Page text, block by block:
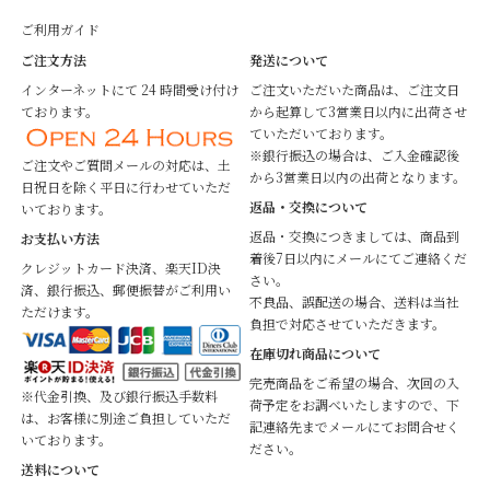
ご利用ガイド
ご注文方法
インターネットにて 24 時間受け付け
ております。
ご注文やご質問メールの対応は、土
日祝日を除く平日に行わせていただ
いております。
お支払い方法
クレジットカード決済、楽天ID決
済、銀行振込、郵便振替がご利用い
ただけます。
※代金引換、及び銀行振込手数料
は、お客様に別途ご負担していただ
いております。
送料について
発送について
ご注文いただいた商品は、ご注文日
から起算して3営業日以内に出荷させ
ていただいております。
※銀行振込の場合は、ご入金確認後
から3営業日以内の出荷となります。
返品・交換について
返品・交換につきましては、商品到
着後7日以内にメールにてご連絡くだ
さい。
不良品、誤配送の場合、送料は当社
負担で対応させていただきます。
在庫切れ商品について
完売商品をご希望の場合、次回の入
荷予定をお調べいたしますので、下
記連絡先までメールにてお問合せく
ださい。